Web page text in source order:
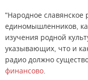
"Народное славянское
единомышленников,
изучения родной
указывающих, что и
радио должно
финансово.